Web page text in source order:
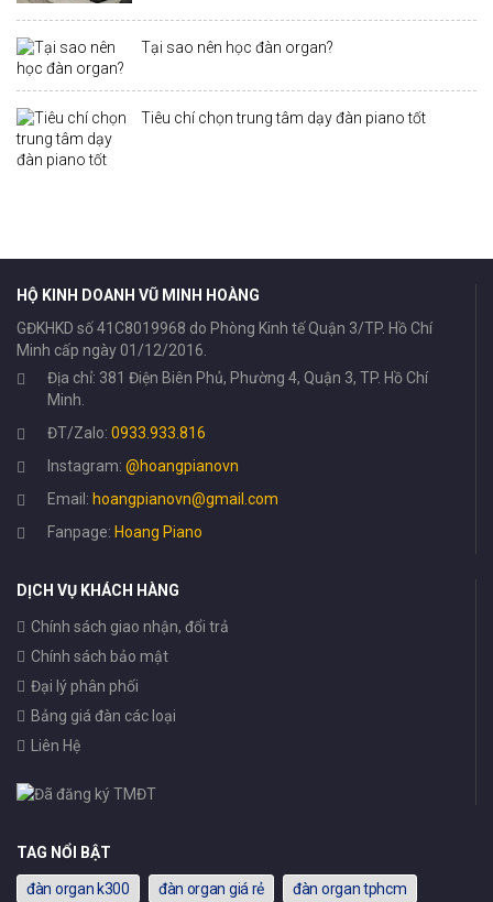
Tại sao nên học đàn organ?
Tiêu chí chọn trung tâm dạy đàn piano tốt
HỘ KINH DOANH VŨ MINH HOÀNG
GĐKHKD số 41C8019968 do Phòng Kinh tế Quận 3/TP. Hồ Chí
Minh cấp ngày 01/12/2016.
Địa chỉ: 381 Điện Biên Phủ, Phường 4, Quận 3, TP. Hồ Chí
Minh.
ĐT/Zalo: 0933.933.816
Instagram: @hoangpianovn
Email: hoangpianovn@gmail.com
Fanpage: Hoang Piano
DỊCH VỤ KHÁCH HÀNG
Chính sách giao nhận, đổi trả
Chính sách bảo mật
Đại lý phân phối
Bảng giá đàn các loại
Liên Hệ
TAG NỔI BẬT
đàn organ k300 đàn organ giá rẻ đàn organ tphcm